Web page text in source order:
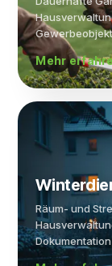
Mehr
Räum- und